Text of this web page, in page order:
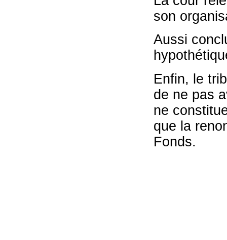
son
Aussi
Enfin, le
de ne pas
ne
que la
Fonds.